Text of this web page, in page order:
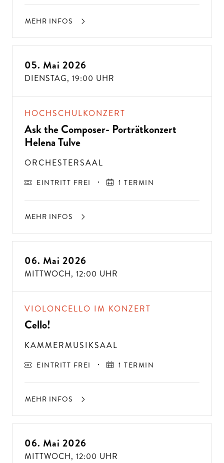
MEHR INFOS
05. Mai 2026
DIENSTAG, 19:00 UHR
HOCHSCHULKONZERT
Ask the Composer- Porträtkonzert
Helena Tulve
ORCHESTERSAAL
EINTRITT FREI 1 TERMIN
MEHR INFOS
06. Mai 2026
MITTWOCH, 12:00 UHR
VIOLONCELLO IM KONZERT
Cello!
KAMMERMUSIKSAAL
EINTRITT FREI 1 TERMIN
MEHR INFOS
06. Mai 2026
MITTWOCH, 12:00 UHR